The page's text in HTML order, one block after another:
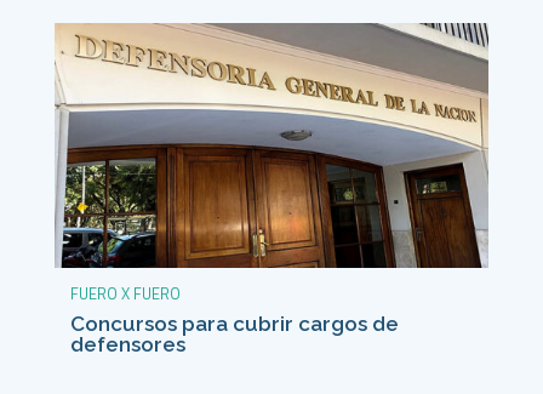
FUERO X FUERO
Concursos para cubrir cargos de
defensores